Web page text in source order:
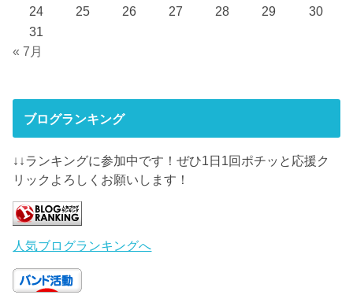
24
25 26 27 28 29
30
31
« 7月
ブログランキング
↓↓ランキングに参加中です！ぜひ1日1回ポチッと応援ク
リックよろしくお願いします！
人気ブログランキングへ